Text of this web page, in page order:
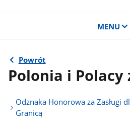
MENU
Powrót
Polonia i Polacy
Odznaka Honorowa za Zasługi
Granicą